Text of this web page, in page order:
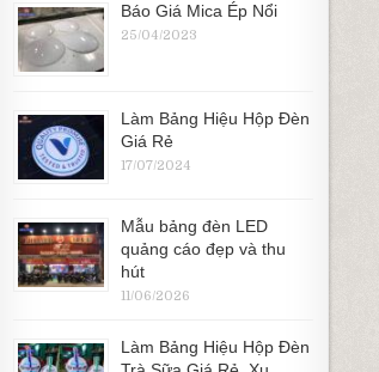
Báo Giá Mica Ép Nổi
25/04/2023
Làm Bảng Hiệu Hộp Đèn
Giá Rẻ
17/07/2024
Mẫu bảng đèn LED
quảng cáo đẹp và thu
hút
11/06/2026
Làm Bảng Hiệu Hộp Đèn